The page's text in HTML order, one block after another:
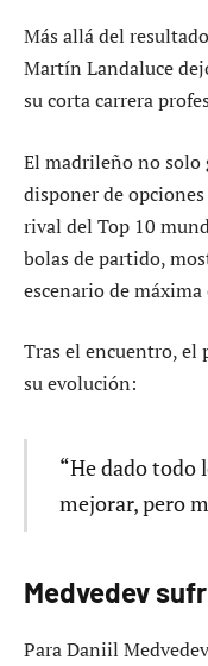
Más allá del
Martín Landaluce
su corta carrera
El madrileño no solo
disponer de
rival del Top 10
bolas de partido,
escenario de máxima
Tras el encuentro, el
su evolución:
“He dado todo
mejorar, pero
Medvedev
Para Daniil